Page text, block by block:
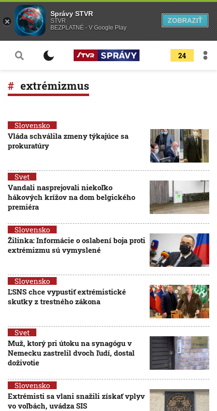
24
extrémizmus
Slovensko
Vláda schválila zmeny týkajúce sa
prokuratúry
Svet
Vandali nasprejovali niekoľko
hákových krížov na dom belgického
premiéra
Slovensko
Žilinka: Informácie o oslabení boja proti
extrémizmu sú vymyslené
Slovensko
ĽSNS chce vypustiť extrémistické
skutky z trestného zákona
Svet
Muž, ktorý pri útoku na synagógu v
Nemecku zastrelil dvoch ľudí, dostal
doživotie
Slovensko
Extrémisti sa vlani snažili získať vplyv
vo voľbách, uvádza SIS
Správy STVR
STVR
BEZPLATNÉ - V Google Play
ZOBRAZIŤ